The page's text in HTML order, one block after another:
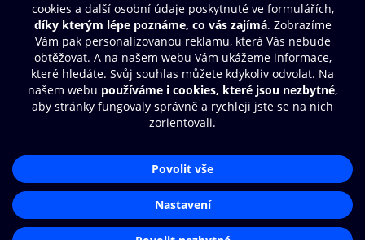
Moje O2 Knihovna
Další zábava
Nákupní řád
Přístupnost
Zásady zpracování osobních údajů
Cookies
Aplikace O2 Knihovna
Čti a poslouchej své e-knihy a
audioknihy rychleji a pohodlněji.